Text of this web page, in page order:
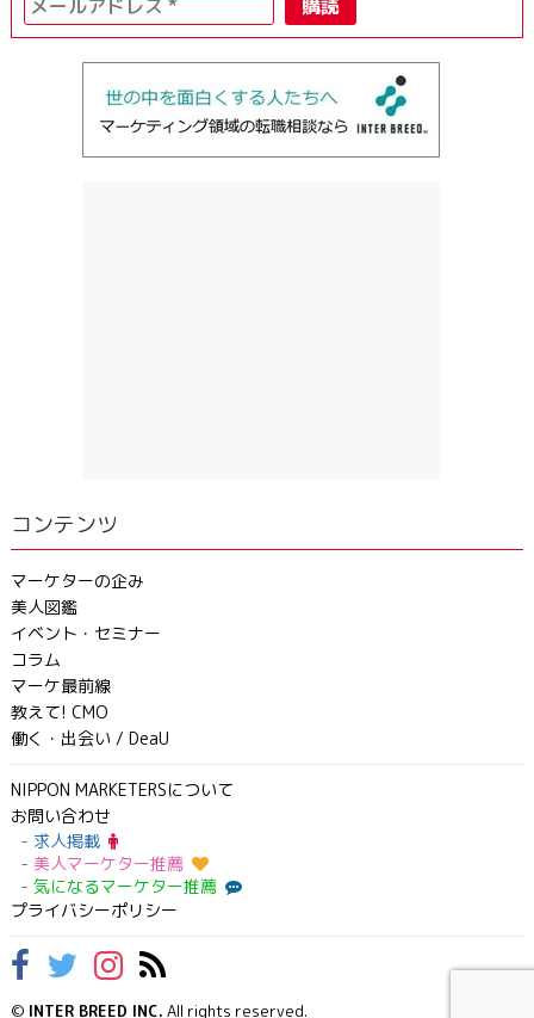
コンテンツ
マーケターの企み
美人図鑑
イベント・セミナー
コラム
マーケ最前線
教えて! CMO
働く・出会い / DeaU
NIPPON MARKETERSについて
お問い合わせ
求人掲載
美人マーケター推薦
気になるマーケター推薦
プライバシーポリシー
© INTER BREED INC. All rights reserved.